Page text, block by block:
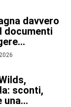
davvero
documenti
sconti,
una...